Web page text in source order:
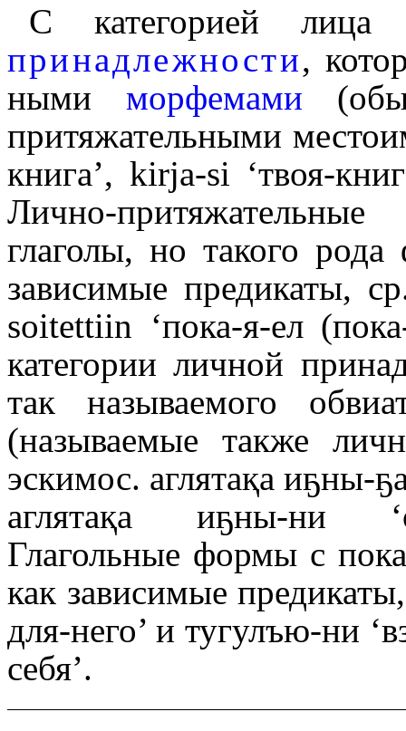
С категорией лица
принадлежности,
ны­ми морфемами
притяжательными
книга’,kirja-si ‘твоя-
Лично-
глаголы, но такого
зависимые предикаты,
soitettiin ‘пока-я-ел
категории личной
так называ­е­мо­го
(называемые также
эскимос. аглятақа иҕны-
аглятақа иҕны-ни
Глагольные формы с
как зависимые
для-него’ и тугулъю-ни
себя’.